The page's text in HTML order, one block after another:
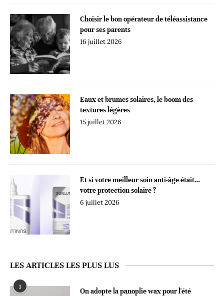
Choisir le bon opérateur de téléassistance
pour ses parents
16 juillet 2026
Eaux et brumes solaires, le boom des
textures légères
15 juillet 2026
Et si votre meilleur soin anti-âge était…
votre protection solaire ?
6 juillet 2026
LES ARTICLES LES PLUS LUS
1
On adopte la panoplie wax pour l'été